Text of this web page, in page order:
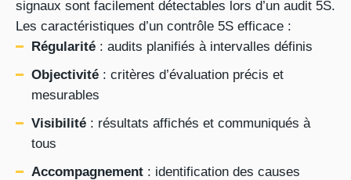
signaux sont facilement détectables lors d’un audit 5S.
Les caractéristiques d’un contrôle 5S efficace :
Régularité : audits planifiés à intervalles définis
Objectivité : critères d’évaluation précis et
mesurables
Visibilité : résultats affichés et communiqués à
tous
Accompagnement : identification des causes